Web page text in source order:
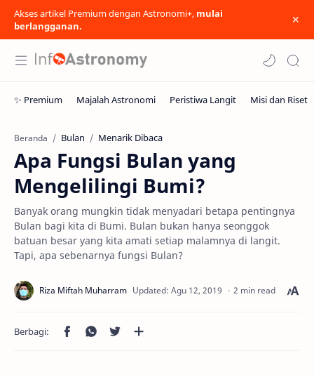
Akses artikel Premium dengan Astronomi+, mulai
berlangganan.
Beranda Bulan Menarik Dibaca
Apa Fungsi Bulan yang
Mengelilingi Bumi?
Banyak orang mungkin tidak menyadari betapa pentingnya
Bulan bagi kita di Bumi. Bulan bukan hanya seonggok
batuan besar yang kita amati setiap malamnya di langit.
Tapi, apa sebenarnya fungsi Bulan?
2 min read